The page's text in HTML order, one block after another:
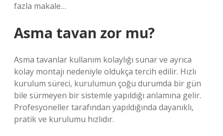
fazla makale…
Asma tavan zor mu?
Asma tavanlar kullanım kolaylığı sunar ve ayrıca
kolay montajı nedeniyle oldukça tercih edilir. Hızlı
kurulum süreci, kurulumun çoğu durumda bir gün
bile sürmeyen bir sistemle yapıldığı anlamına gelir.
Profesyoneller tarafından yapıldığında dayanıklı,
pratik ve kurulumu hızlıdır.